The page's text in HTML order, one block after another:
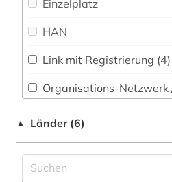
jugendliteratur (2)
kanada (1)
Einzelplatz
HAN
Link mit Registrierung (4)
Shibboleth
Zugriff vor Ort
▲ Länder (6)